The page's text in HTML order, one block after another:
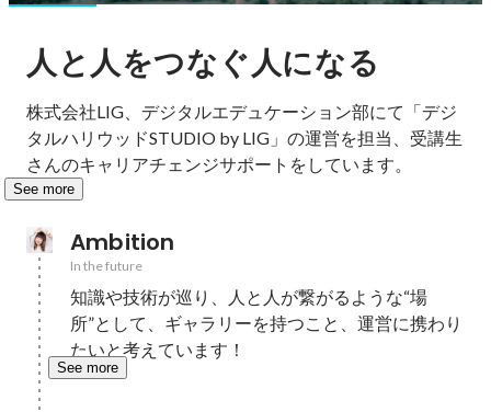
人と人をつなぐ人になる
株式会社LIG、デジタルエデュケーション部にて「デジ
タルハリウッドSTUDIO by LIG」の運営を担当、受講生
さんのキャリアチェンジサポートをしています。
See more
Ambition
In the future
知識や技術が巡り、人と人が繋がるような“場
所”として、ギャラリーを持つこと、運営に携わり
たいと考えています！
See more